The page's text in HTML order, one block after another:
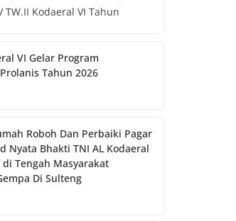
TW.II Kodaeral VI Tahun
VI Gelar Program
Tahun 2026
Roboh Dan Perbaiki Pagar
Nyata Bhakti TNI AL Kodaeral
di Tengah Masyarakat
Di Sulteng